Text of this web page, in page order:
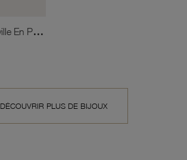
Chaine De Cheville En Plaqué Or, Triple Chaine Et Perles D'imitation
DÉCOUVRIR PLUS DE BIJOUX